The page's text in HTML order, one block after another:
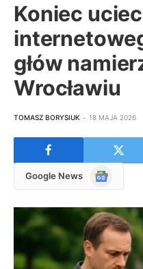
Koniec
głów
Wrocławiu
TOMASZ BORYSIUK 18 MAJA 2026
Google News
Google